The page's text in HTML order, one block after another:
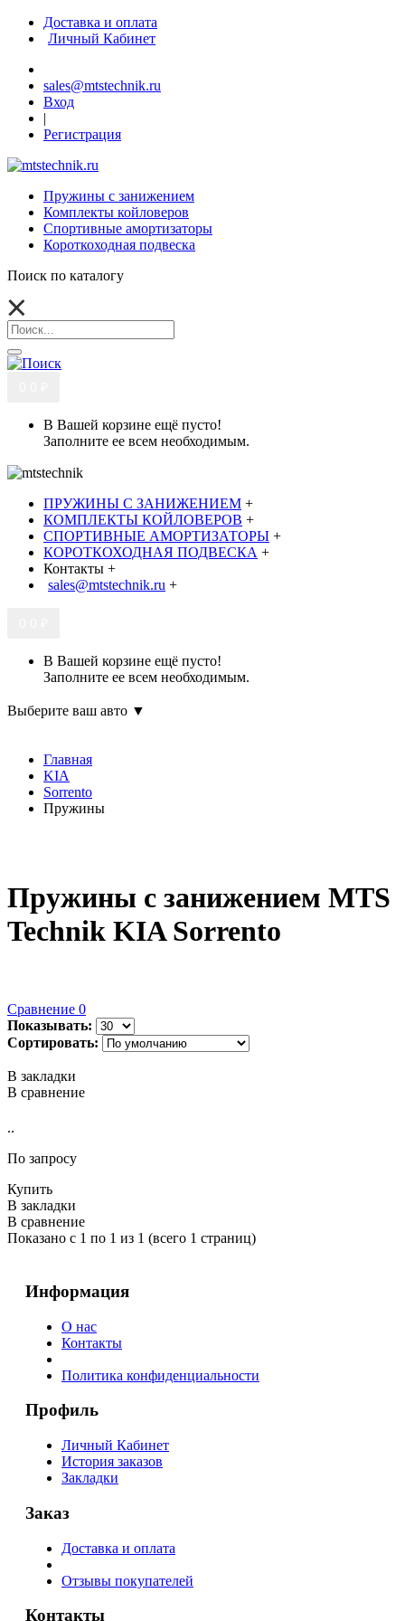
Доставка и оплата
Личный Кабинет
sales@mtstechnik.ru
Вход
|
Регистрация
Пружины с занижением
Комплекты койловеров
Спортивные амортизаторы
Короткоходная подвеска
Поиск по каталогу
В Вашей корзине ещё пусто!
Заполните ее всем необходимым.
ПРУЖИНЫ С ЗАНИЖЕНИЕМ +
КОМПЛЕКТЫ КОЙЛОВЕРОВ +
СПОРТИВНЫЕ АМОРТИЗАТОРЫ +
КОРОТКОХОДНАЯ ПОДВЕСКА +
Контакты +
sales@mtstechnik.ru +
В Вашей корзине ещё пусто!
Заполните ее всем необходимым.
Выберите ваш авто ▼
Главная
KIA
Sorrento
Пружины
Пружины с занижением MTS
Technik KIA Sorrento
Сравнение 0
Показывать:
Сортировать:
В закладки
В сравнение
..
По запросу
Купить
В закладки
В сравнение
Показано с 1 по 1 из 1 (всего 1 страниц)
Информация
О нас
Контакты
Политика конфиденциальности
Профиль
Личный Кабинет
История заказов
Закладки
Заказ
Доставка и оплата
Отзывы покупателей
Контакты